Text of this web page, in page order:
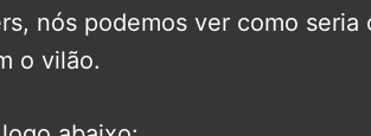
nós podemos ver como seria
o vilão.